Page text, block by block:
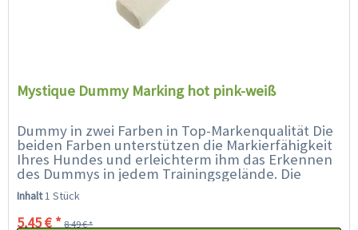
Mystique Dummy Marking hot pink-weiß
Dummy in zwei Farben in Top-Markenqualität Die
beiden Farben unterstützen die Markierfähigkeit
Ihres Hundes und erleichterm ihm das Erkennen
des Dummys in jedem Trainingsgelände. Die
spezielle Füllung und...
Inhalt1 Stück
5,45 € * 8,49 € *